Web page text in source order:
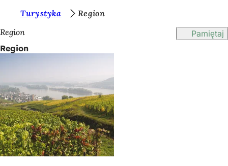
Przejdź do treści
e
s
t
ś
t
u
t
a
Turystyka
Region
Region
Pamiętaj
Region